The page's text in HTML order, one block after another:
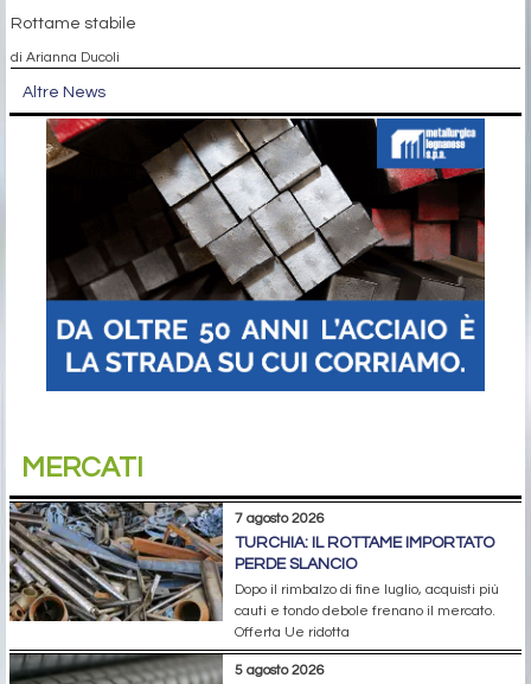
Rottame stabile
di Arianna Ducoli
Altre News
MERCATI
7 agosto 2026
TURCHIA: IL ROTTAME IMPORTATO
PERDE SLANCIO
Dopo il rimbalzo di fine luglio, acquisti più
cauti e tondo debole frenano il mercato.
Offerta Ue ridotta
5 agosto 2026